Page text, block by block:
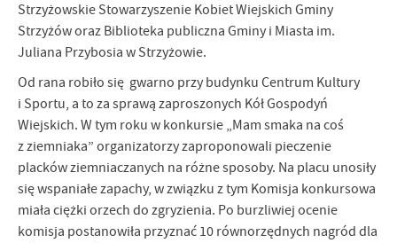
Strzyżowskie Stowarzyszenie Kobiet Wiejskich Gminy
Strzyżów oraz Biblioteka publiczna Gminy i Miasta im.
Juliana Przybosia w Strzyżowie.
Od rana robiło się gwarno przy budynku Centrum Kultury
i Sportu, a to za sprawą zaproszonych Kół Gospodyń
Wiejskich. W tym roku w konkursie „Mam smaka na coś
z ziemniaka” organizatorzy zaproponowali pieczenie
placków ziemniaczanych na różne sposoby. Na placu unosiły
się wspaniałe zapachy, w związku z tym Komisja konkursowa
miała ciężki orzech do zgryzienia. Po burzliwiej ocenie
komisja postanowiła przyznać 10 równorzędnych nagród dla